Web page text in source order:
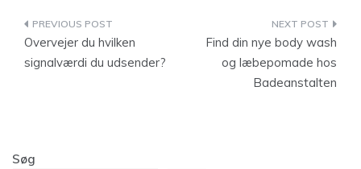
Indlægsnavigation
Overvejer du hvilken
signalværdi du udsender?
Find din nye body wash
og læbepomade hos
Badeanstalten
Søg